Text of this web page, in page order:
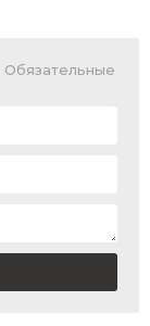
Обязательные